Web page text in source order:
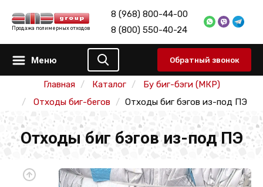
Продажа полимерных отходов
8 (968) 800-44-00
8 (800) 550-40-24
Меню Обратный звонок
Главная Каталог
Бу биг-бэги (МКР)
Отходы биг-бегов
Отходы биг бэгов из-под ПЭ
Отходы биг бэгов из-под ПЭ